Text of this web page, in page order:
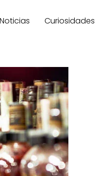
Noticias Curiosidades